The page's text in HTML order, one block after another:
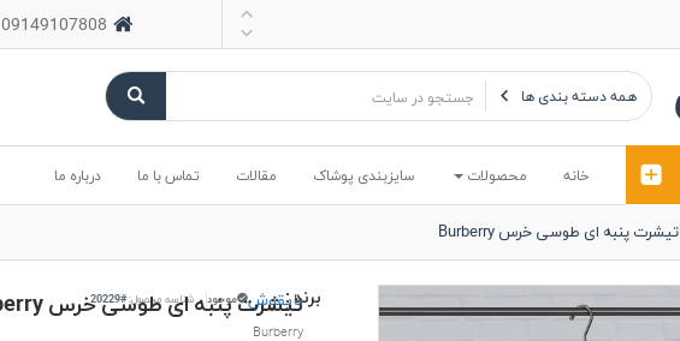
09149107808
همه دسته بندی ها
خانه محصولات سایزبندی پوشاک مقالات تماس با ما درباره ما
تیشرت پنبه ای طوسی خرس Burberry
تیشرت پنبه ای طوسی خرس Burberry
Burberry
برند :بایقوش موجود شناسه محصول:#20229